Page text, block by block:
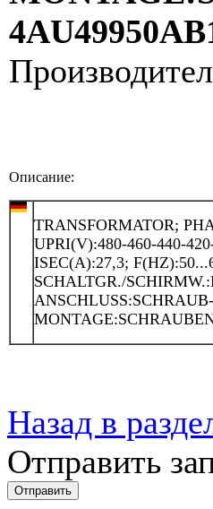
Описание:
TRANSFORMATOR;
UPRI(V):480-460-440-
ISEC(A):27,3;
SCHALTGR./
Назад в
Отправить